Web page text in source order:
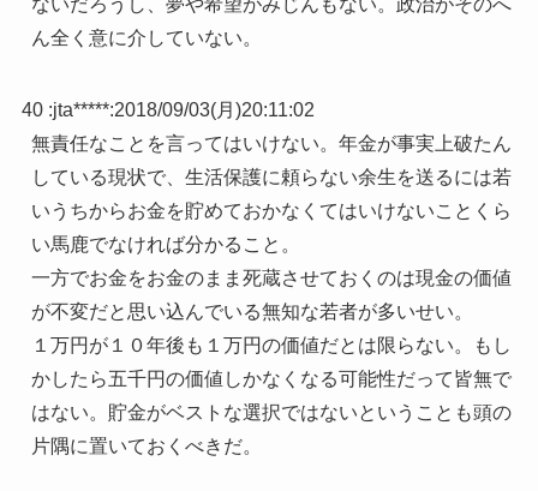
ないだろうし、夢や希望がみじんもない。政治がそのへ
ん全く意に介していない。
40 :jta*****:2018/09/03(月)20:11:02
無責任なことを言ってはいけない。年金が事実上破たん
している現状で、生活保護に頼らない余生を送るには若
いうちからお金を貯めておかなくてはいけないことくら
い馬鹿でなければ分かること。
一方でお金をお金のまま死蔵させておくのは現金の価値
が不変だと思い込んでいる無知な若者が多いせい。
１万円が１０年後も１万円の価値だとは限らない。もし
かしたら五千円の価値しかなくなる可能性だって皆無で
はない。貯金がベストな選択ではないということも頭の
片隅に置いておくべきだ。